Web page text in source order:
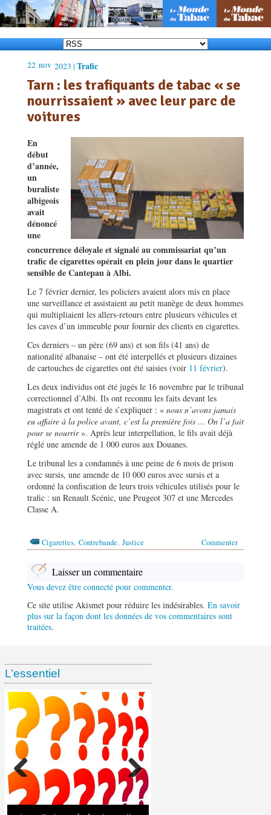
22 nov 2023 | Trafic
Tarn : les trafiquants de tabac « se
nourrissaient » avec leur parc de
voitures
En
début
d’année,
un
buraliste
albigeois
avait
dénoncé
une
concurrence déloyale et signalé au commissariat qu’un
trafic de cigarettes opérait en plein jour dans le quartier
sensible de Cantepau à Albi.
Le 7 février dernier, les policiers avaient alors mis en place
une surveillance et assistaient au petit manège de deux hommes
qui multipliaient les allers-retours entre plusieurs véhicules et
les caves d’un immeuble pour fournir des clients en cigarettes.
Ces derniers – un père (69 ans) et son fils (41 ans) de
nationalité albanaise – ont été interpellés et plusieurs dizaines
de cartouches de cigarettes ont été saisies (voir 11 février).
Les deux individus ont été jugés le 16 novembre par le tribunal
correctionnel d’Albi. Ils ont reconnu les faits devant les
magistrats et ont tenté de s’expliquer : « nous n’avons jamais
eu affaire à la police avant, c’est la première fois … On l’a fait
pour se nourrir». Après leur interpellation, le fils avait déjà
réglé une amende de 1 000 euros aux Douanes.
Le tribunal les a condamnés à une peine de 6 mois de prison
avec sursis, une amende de 10 000 euros avec sursis et a
ordonné la confiscation de leurs trois véhicules utilisés pour le
trafic : un Renault Scénic, une Peugeot 307 et une Mercedes
Classe A.
Commenter
Cigarettes, Contrebande, Justice
Laisser un commentaire
Vous devez être connecté pour commenter.
Ce site utilise Akismet pour réduire les indésirables. En savoir
plus sur la façon dont les données de vos commentaires sont
traitées.
L’essentiel
Ventes de tabac chez les
buralistes depuis le début de
Rapport KPMG 2025 : 53,6 %
Enquête ramasse-paquets :
Ces chiffres affolants sur
Étude EPS : 55,4 % des
cigarettes consommées en
Marché parallèle du tabac : la